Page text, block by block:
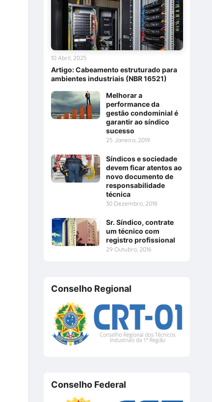
Artigo: Cabeamento estruturado para
ambientes industriais (NBR 16521)
10 Abril, 2025
Melhorar a
performance da
gestão condominial é
garantir ao síndico
sucesso
25 Janeiro, 2019
Síndicos e sociedade
devem ficar atentos ao
novo documento de
responsabilidade
técnica
30 Dezembro, 2018
Sr. Síndico, contrate
um técnico com
registro profissional
29 Outubro, 2016
Conselho Regional
Conselho Federal